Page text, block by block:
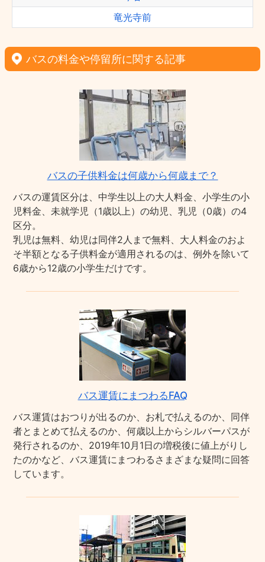
竜光寺前
バスの料金や停留所に関する記事
バスの子供料金は何歳から何歳まで？
バスの運賃区分は、中学生以上の大人料金、小学生の小
児料金、未就学児（1歳以上）の幼児、乳児（0歳）の4
区分。
乳児は無料、幼児は同伴2人まで無料、大人料金のおよ
そ半額となる子供料金が適用されるのは、例外を除いて
6歳から12歳の小学生だけです。
バス運賃にまつわるFAQ
バス運賃はおつりが出るのか、お札で払えるのか、同伴
者とまとめて払えるのか、何歳以上からシルバーパスが
発行されるのか、2019年10月1日の増税後に値上がりし
たのかなど、バス運賃にまつわるさまざまな疑問に回答
しています。